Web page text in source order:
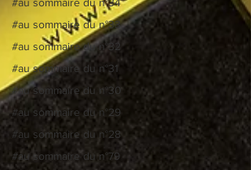
#au sommaire du n°33
#au sommaire du n°32
#au sommaire du n°31
#au sommaire du n°30
#au sommaire du n°29
#au sommaire du n°28
#au sommaire du n°79